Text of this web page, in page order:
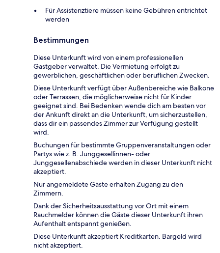
Für Assistenztiere müssen keine Gebühren entrichtet
werden
Bestimmungen
Diese Unterkunft wird von einem professionellen
Gastgeber verwaltet. Die Vermietung erfolgt zu
gewerblichen, geschäftlichen oder beruflichen Zwecken.
Diese Unterkunft verfügt über Außenbereiche wie Balkone
oder Terrassen, die möglicherweise nicht für Kinder
geeignet sind. Bei Bedenken wende dich am besten vor
der Ankunft direkt an die Unterkunft, um sicherzustellen,
dass dir ein passendes Zimmer zur Verfügung gestellt
wird.
Buchungen für bestimmte Gruppenveranstaltungen oder
Partys wie z. B. Junggesellinnen- oder
Junggesellenabschiede werden in dieser Unterkunft nicht
akzeptiert.
Nur angemeldete Gäste erhalten Zugang zu den
Zimmern.
Dank der Sicherheitsausstattung vor Ort mit einem
Rauchmelder können die Gäste dieser Unterkunft ihren
Aufenthalt entspannt genießen.
Diese Unterkunft akzeptiert Kreditkarten. Bargeld wird
nicht akzeptiert.